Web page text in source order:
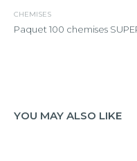
CHEMISES
Paquet 100 chemises
YOU MAY ALSO LIKE